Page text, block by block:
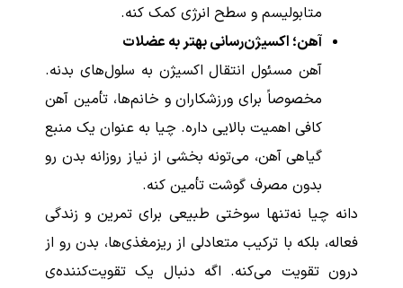
متابولیسم و سطح انرژی کمک کنه.
آهن؛ اکسیژن‌رسانی بهتر به عضلات
آهن مسئول انتقال اکسیژن به سلول‌های بدنه.
مخصوصاً برای ورزشکاران و خانم‌ها، تأمین آهن
کافی اهمیت بالایی داره. چیا به عنوان یک منبع
گیاهی آهن، می‌تونه بخشی از نیاز روزانه بدن رو
بدون مصرف گوشت تأمین کنه.
دانه چیا نه‌تنها سوختی طبیعی برای تمرین و زندگی
فعاله، بلکه با ترکیب متعادلی از ریزمغذی‌ها، بدن رو از
درون تقویت می‌کنه. اگه دنبال یک تقویت‌کننده‌ی